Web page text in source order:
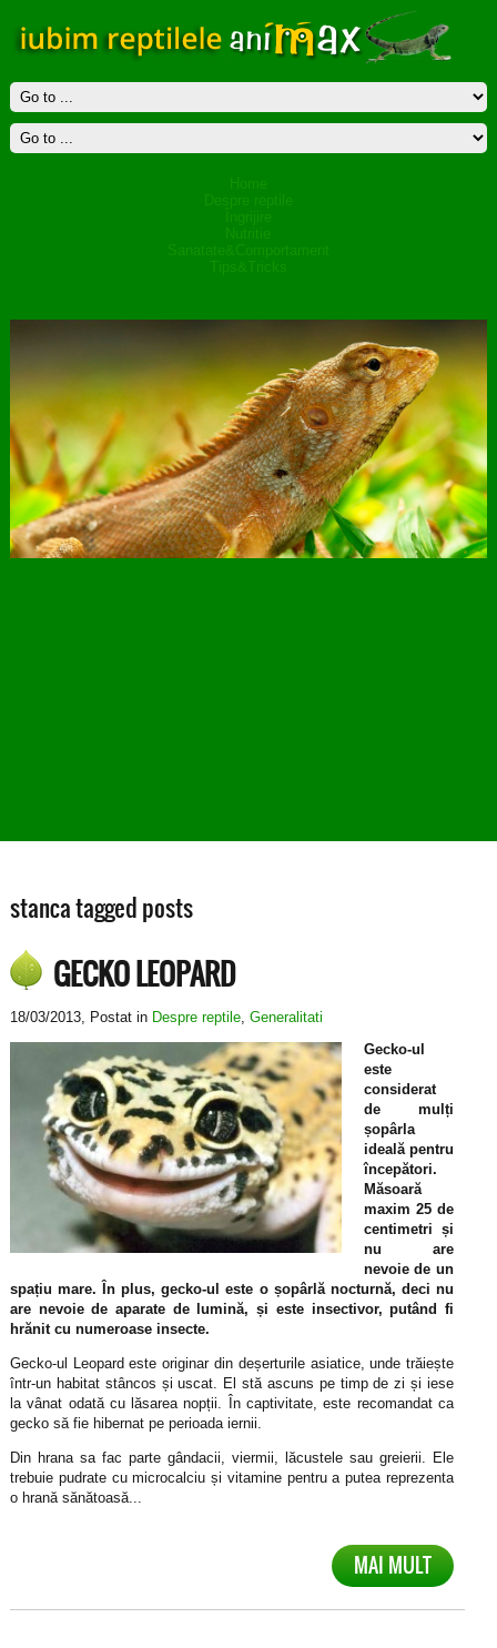
stanca tagged posts
GECKO LEOPARD
18/03/2013, Postat in Despre reptile, Generalitati
Gecko-ul
este
considerat
de mulți
șopârla
ideală pentru
începători.
Măsoară
maxim 25 de
centimetri și
nu are
nevoie de un
spațiu mare. În plus, gecko-ul este o șopârlă nocturnă, deci nu
are nevoie de aparate de lumină, și este insectivor, putând fi
hrănit cu numeroase insecte.
Gecko-ul Leopard este originar din deșerturile asiatice, unde trăiește
într-un habitat stâncos și uscat. El stă ascuns pe timp de zi și iese
la vânat odată cu lăsarea nopții. În captivitate, este recomandat ca
gecko să fie hibernat pe perioada iernii.
Din hrana sa fac parte gândacii, viermii, lăcustele sau greierii. Ele
trebuie pudrate cu microcalciu și vitamine pentru a putea reprezenta
o hrană sănătoasă...
MAI MULT